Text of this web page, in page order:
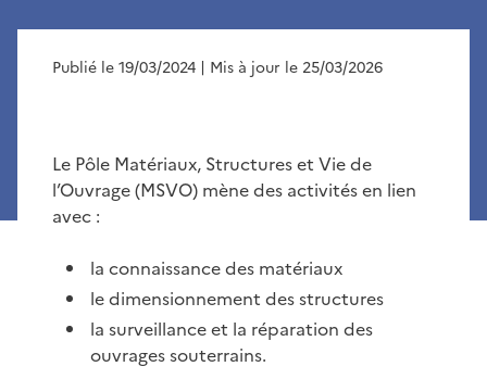
Publié le 19/03/2024 | Mis à jour le 25/03/2026
Le Pôle Matériaux, Structures et Vie de
l’Ouvrage (MSVO) mène des activités en lien
avec :
la connaissance des matériaux
le dimensionnement des structures
la surveillance et la réparation des
ouvrages souterrains.